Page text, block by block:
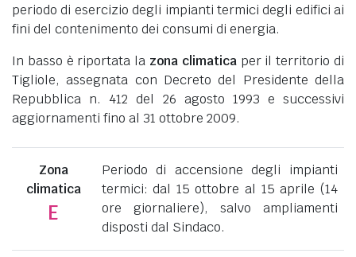
periodo di esercizio degli impianti termici degli edifici ai
fini del contenimento dei consumi di energia.
In basso è riportata la zona climaticaper il territorio di
Tigliole, assegnata con Decreto del Presidente della
Repubblica n. 412 del 26 agosto 1993 e successivi
aggiornamenti fino al 31 ottobre 2009.
Zona
climatica
E
Periodo di accensione degli impianti
termici: dal 15 ottobre al 15 aprile (14
ore giornaliere), salvo ampliamenti
disposti dal Sindaco.